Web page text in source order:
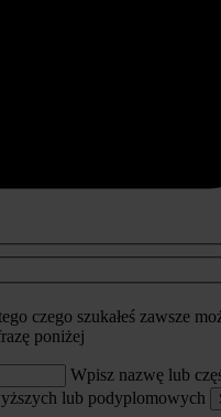
czego szukałeś zawsze
poniżej
Wpisz nazwę lub
lub podyplomowych